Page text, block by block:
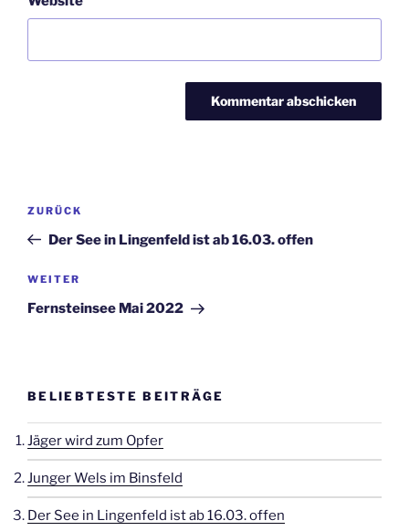
Beitragsnavigation
Vorheriger
Beitrag
ZURÜCK
Der See in Lingenfeld ist ab 16.03. offen
Nächster
Beitrag
WEITER
Fernsteinsee Mai 2022
BELIEBTESTE BEITRÄGE
Jäger wird zum Opfer
Junger Wels im Binsfeld
Der See in Lingenfeld ist ab 16.03. offen